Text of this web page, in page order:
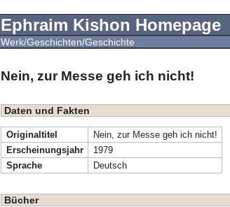
Ephraim Kishon Homepage
Werk/Geschichten/Geschichte
Nein, zur Messe geh ich nicht!
Daten und Fakten
Originaltitel
Nein, zur Messe geh ich nicht!
Erscheinungsjahr
1979
Sprache
Deutsch
Bücher